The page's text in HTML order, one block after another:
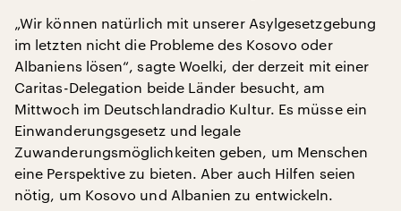
„Wir können natürlich mit unserer Asylgesetzgebung
im letzten nicht die Probleme des Kosovo oder
Albaniens lösen“, sagte Woelki, der derzeit mit einer
Caritas-Delegation beide Länder besucht, am
Mittwoch im Deutschlandradio Kultur. Es müsse ein
Einwanderungsgesetz und legale
Zuwanderungsmöglichkeiten geben, um Menschen
eine Perspektive zu bieten. Aber auch Hilfen seien
nötig, um Kosovo und Albanien zu entwickeln.